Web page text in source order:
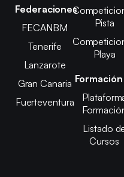
Federaciones
FECANBM
Tenerife
Lanzarote
Gran Canaria
Fuerteventura
Pista
Playa
Formación
Listado
Cursos